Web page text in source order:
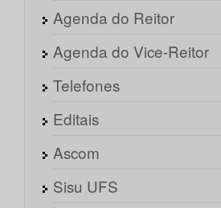
Agenda do Reitor
Agenda do Vice-Reitor
Telefones
Editais
Ascom
Sisu UFS